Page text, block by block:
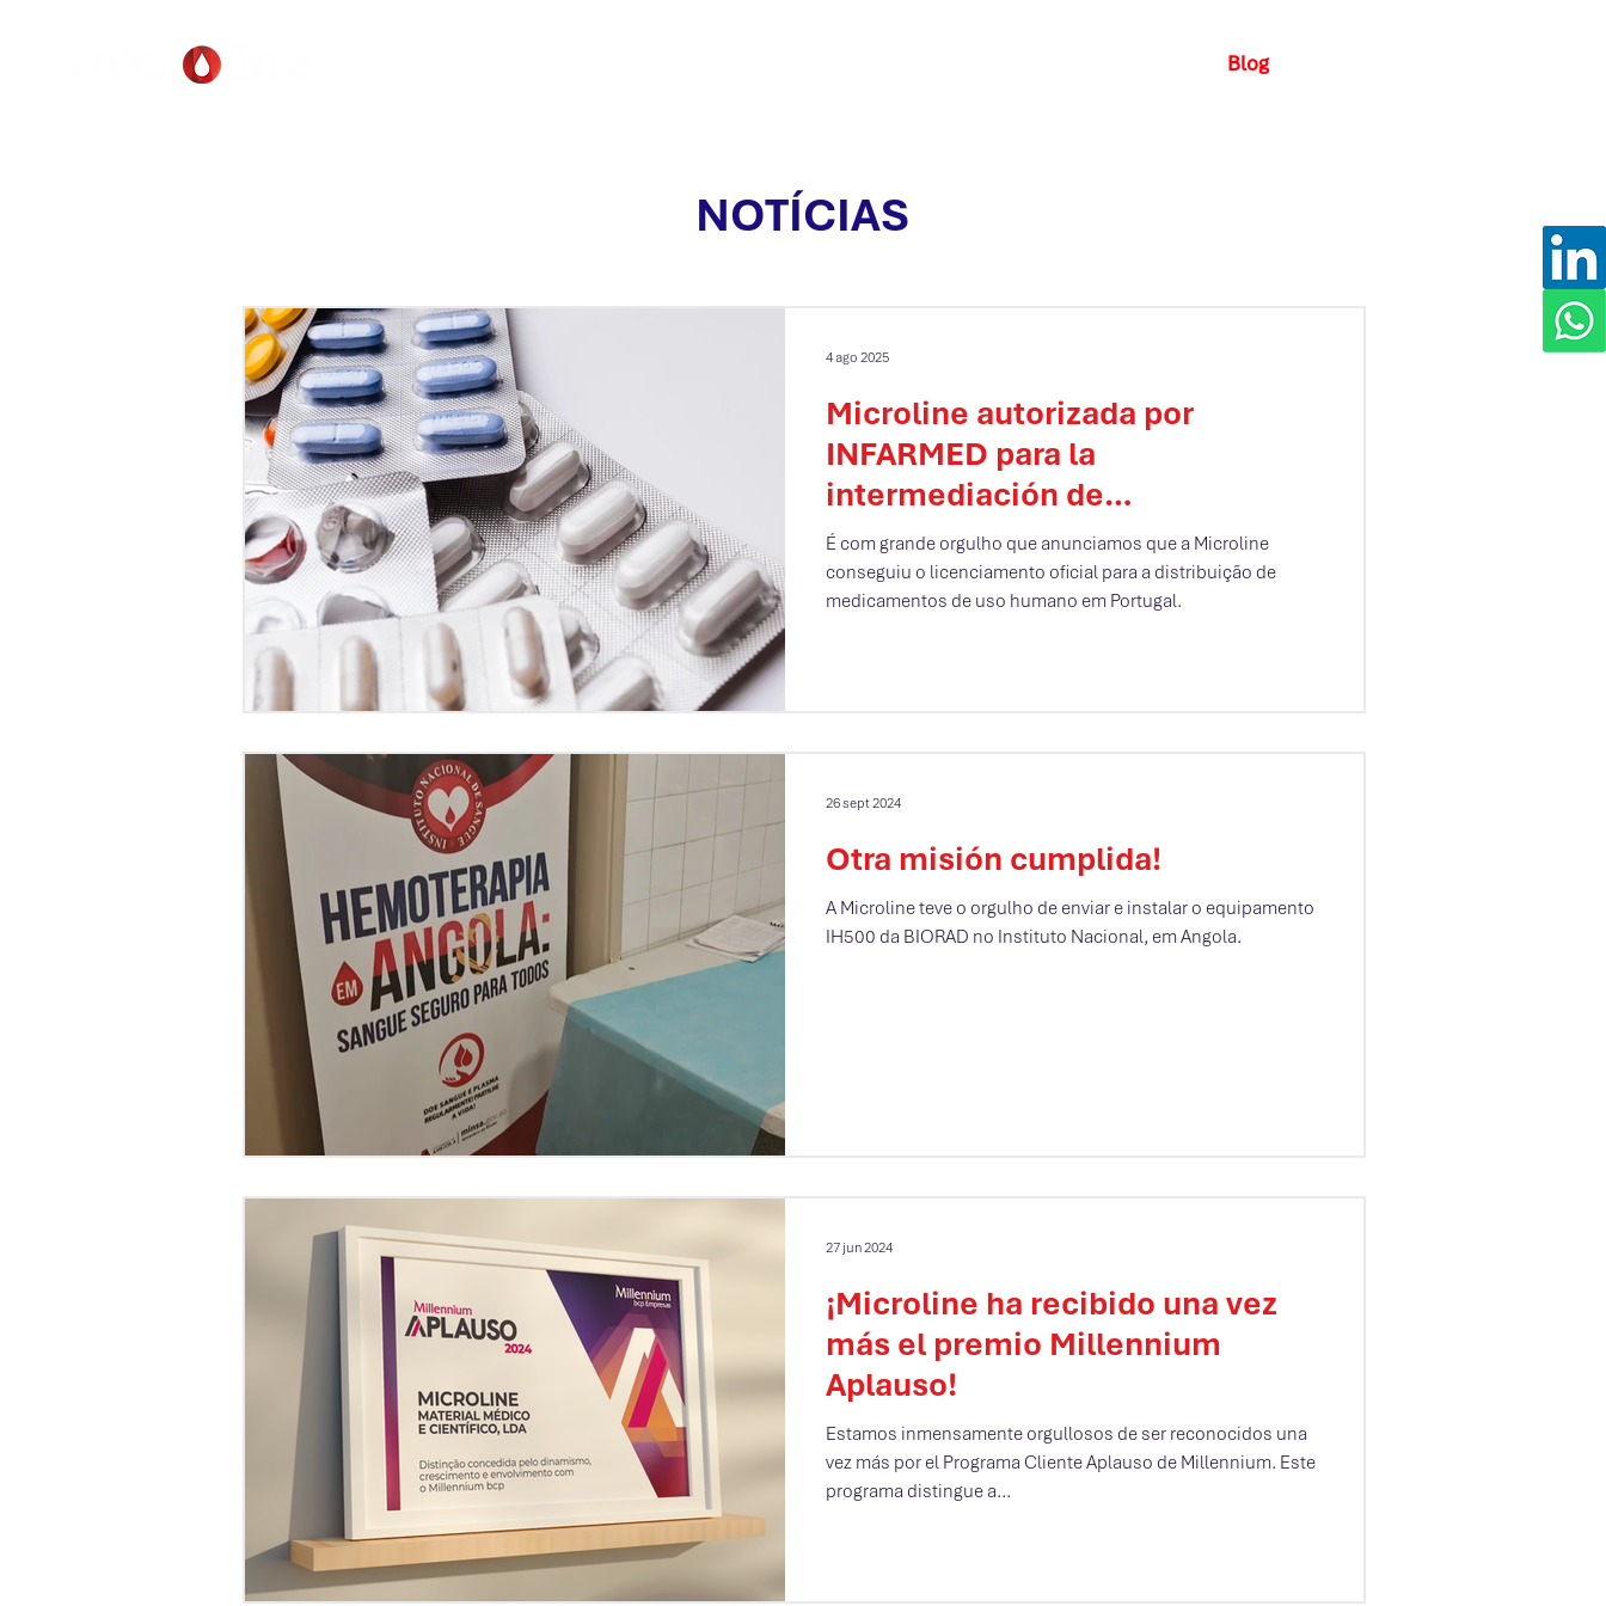
Blog
NOTÍCIAS
Microline autorizada por
INFARMED para la
intermediación de
medicamentos
É com grande orgulho que anunciamos que a Microline
conseguiu o licenciamento oficial para a distribuição de
medicamentos de uso humano em Portugal.
4 ago 2025
Otra misión cumplida!
A Microline teve o orgulho de enviar e instalar o equipamento
IH500 da BIORAD no Instituto Nacional, em Angola.
26 sept 2024
¡Microline ha recibido una vez
más el premio Millennium
Aplauso!
Estamos inmensamente orgullosos de ser reconocidos una
vez más por el Programa Cliente Aplauso de Millennium. Este
programa distingue a...
27 jun 2024